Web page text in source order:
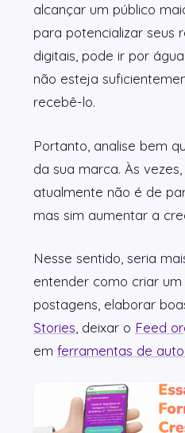
alcançar um público
para potencializar seus
digitais, pode ir por
não esteja
recebê-lo.
Portanto, analise bem
da sua marca. Às
atualmente não é de
mas sim aumentar a
Nesse sentido, seria
entender como criar
postagens, elaborar
Stories , deixar o Feed
em ferramentas de